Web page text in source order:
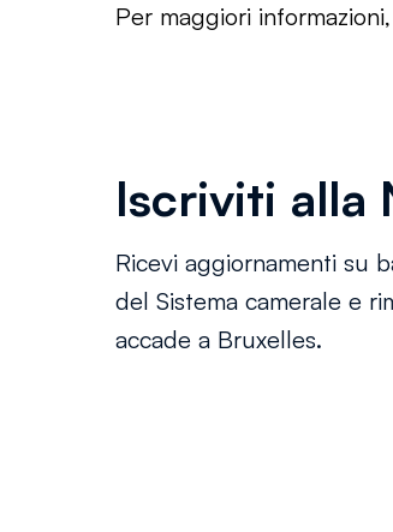
Per maggiori
Iscriviti alla
Ricevi aggiornamenti su
del Sistema camerale e
accade a Bruxelles.